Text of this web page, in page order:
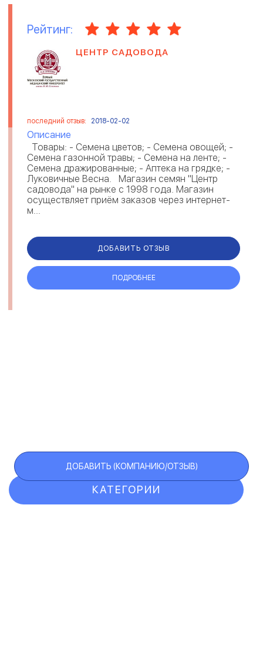
Рейтинг:
ЦЕНТР САДОВОДА
последний отзыв: 2018-02-02
Описание
Товары: - Семена цветов; - Семена овощей; -
Семена газонной травы; - Семена на ленте; -
Семена дражированные; - Аптека на грядке; -
Луковичные Весна. Магазин семян "Центр
садовода" на рынке с 1998 года. Магазин
осуществляет приём заказов через интернет-
м...
ДОБАВИТЬ ОТЗЫВ
ПОДРОБНЕЕ
КАТЕГОРИИ
ДОБАВИТЬ (КОМПАНИЮ/ОТЗЫВ)